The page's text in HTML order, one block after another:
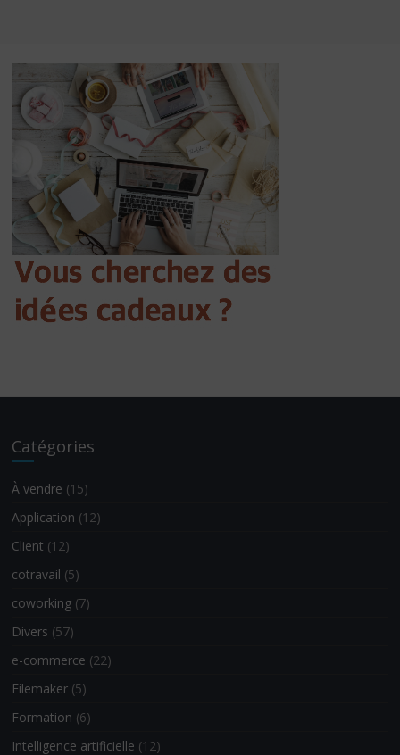
Catégories
À vendre (15)
Application (12)
Client (12)
cotravail (5)
coworking (7)
Divers (57)
e-commerce (22)
Filemaker (5)
Formation (6)
Intelligence artificielle (12)